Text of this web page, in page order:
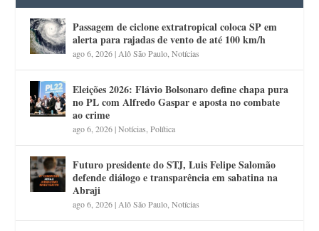
Passagem de ciclone extratropical coloca SP em
alerta para rajadas de vento de até 100 km/h
ago 6, 2026| Alô São Paulo ,Notícias
Eleições 2026: Flávio Bolsonaro define chapa pura
no PL com Alfredo Gaspar e aposta no combate
ao crime
ago 6, 2026|Notícias ,Política
Futuro presidente do STJ, Luis Felipe Salomão
defende diálogo e transparência em sabatina na
Abraji
ago 6, 2026| Alô São Paulo ,Notícias